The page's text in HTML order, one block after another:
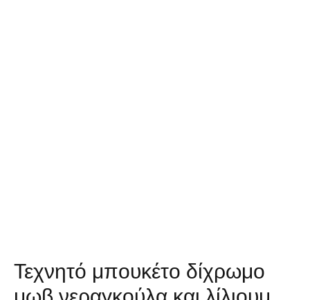
Τεχνητό μπουκέτο δίχρωμο